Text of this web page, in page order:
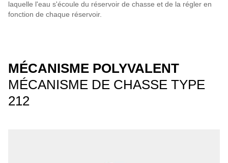
laquelle l'eau s'écoule du réservoir de chasse et de la régler en
fonction de chaque réservoir.
MÉCANISME POLYVALENT
MÉCANISME DE CHASSE TYPE
212